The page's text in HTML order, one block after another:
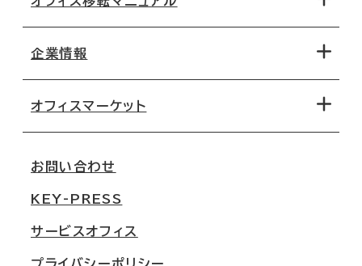
地図から探す
路線・駅から探す
移転コストシミュレーション
移転スケジュール
オフィス移転Q&A
企業情報
オフィスマーケット
大阪
名古屋
お問い合わせ
KEY-PRESS
サービスオフィス